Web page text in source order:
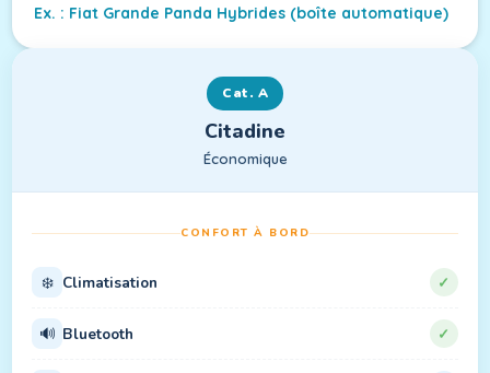
Ex. : Fiat Grande Panda Hybrides (boîte automatique)
Cat. A
Citadine
Économique
CONFORT À BORD
❄️ Climatisation ✓
🔊 Bluetooth ✓